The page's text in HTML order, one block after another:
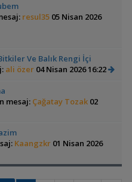
resul3505 Nisan 2026
Ve Balık Rengi İçi
ali özer04 Nisan 2026 16:22
mesaj: Çağatay Tozak02
Kaangzkr01 Nisan 2026